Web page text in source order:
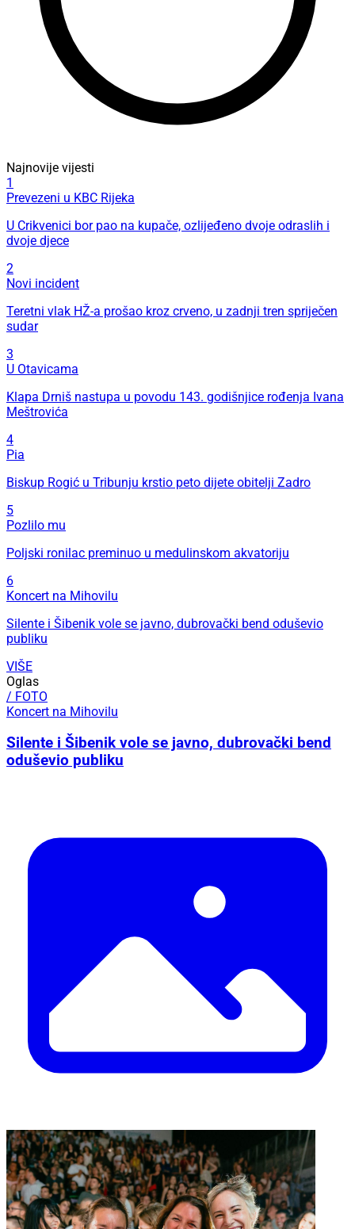
Najnovije vijesti
1
Prevezeni u KBC Rijeka
U Crikvenici bor pao na kupače, ozlijeđeno dvoje odraslih i
dvoje djece
2
Novi incident
Teretni vlak HŽ-a prošao kroz crveno, u zadnji tren spriječen
sudar
3
U Otavicama
Klapa Drniš nastupa u povodu 143. godišnjice rođenja Ivana
Meštrovića
4
Pia
Biskup Rogić u Tribunju krstio peto dijete obitelji Zadro
5
Pozlilo mu
Poljski ronilac preminuo u medulinskom akvatoriju
6
Koncert na Mihovilu
Silente i Šibenik vole se javno, dubrovački bend oduševio
publiku
VIŠE
Oglas
/ FOTO
Koncert na Mihovilu
Silente i Šibenik vole se javno, dubrovački bend
oduševio publiku